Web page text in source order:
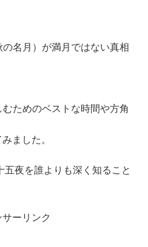
名月）が満月ではない真相
ためのベストな時間や方角
ました。
五夜を誰よりも深く知ること
サーリンク